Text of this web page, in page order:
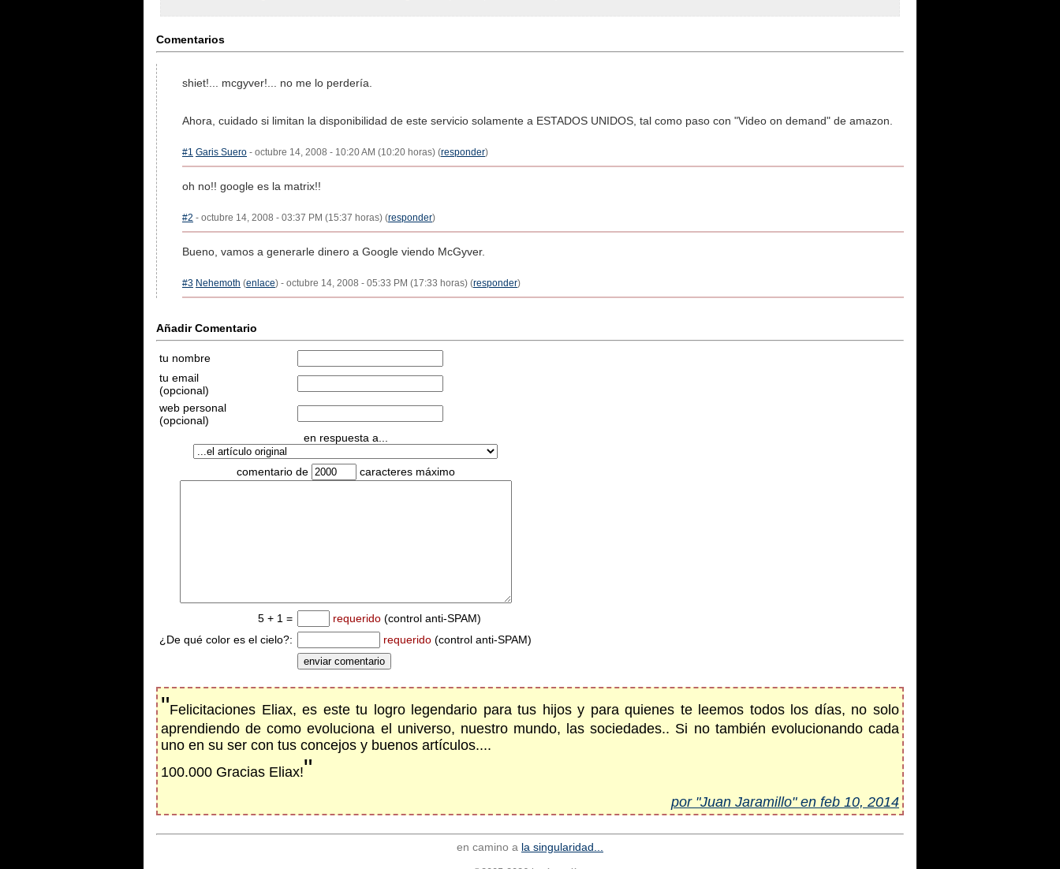
Comentarios
shiet!... mcgyver!... no me lo perdería.
Ahora, cuidado si limitan la disponibilidad de este servicio solamente a ESTADOS UNIDOS, tal como paso con "Video on demand" de amazon.
#1 Garis Suero - octubre 14, 2008 - 10:20 AM (10:20 horas) (responder)
oh no!! google es la matrix!!
#2 - octubre 14, 2008 - 03:37 PM (15:37 horas) (responder)
Bueno, vamos a generarle dinero a Google viendo McGyver.
#3 Nehemoth (enlace) - octubre 14, 2008 - 05:33 PM (17:33 horas) (responder)
Añadir Comentario
tu nombre
tu email
(opcional)
web personal
(opcional)
en respuesta a...
comentario de caracteres máximo
5 + 1 = requerido (control anti-SPAM)
¿De qué color es el cielo?:
requerido (control anti-SPAM)
"Felicitaciones Eliax, es este tu logro legendario para tus hijos y para quienes te leemos todos los días, no solo
aprendiendo de como evoluciona el universo, nuestro mundo, las sociedades.. Si no también evolucionando cada
uno en su ser con tus concejos y buenos artículos....
100.000 Gracias Eliax!"
por "Juan Jaramillo" en feb 10, 2014
en camino a la singularidad...